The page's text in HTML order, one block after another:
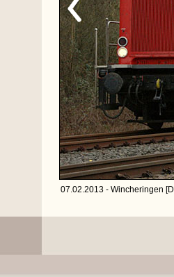
07.02.2013 - Wincheringen